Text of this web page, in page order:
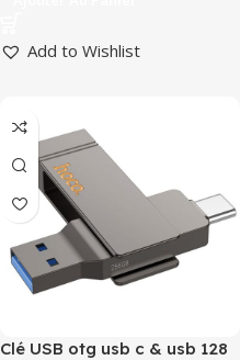
Add to Wishlist
Clé USB otg usb c & usb 128